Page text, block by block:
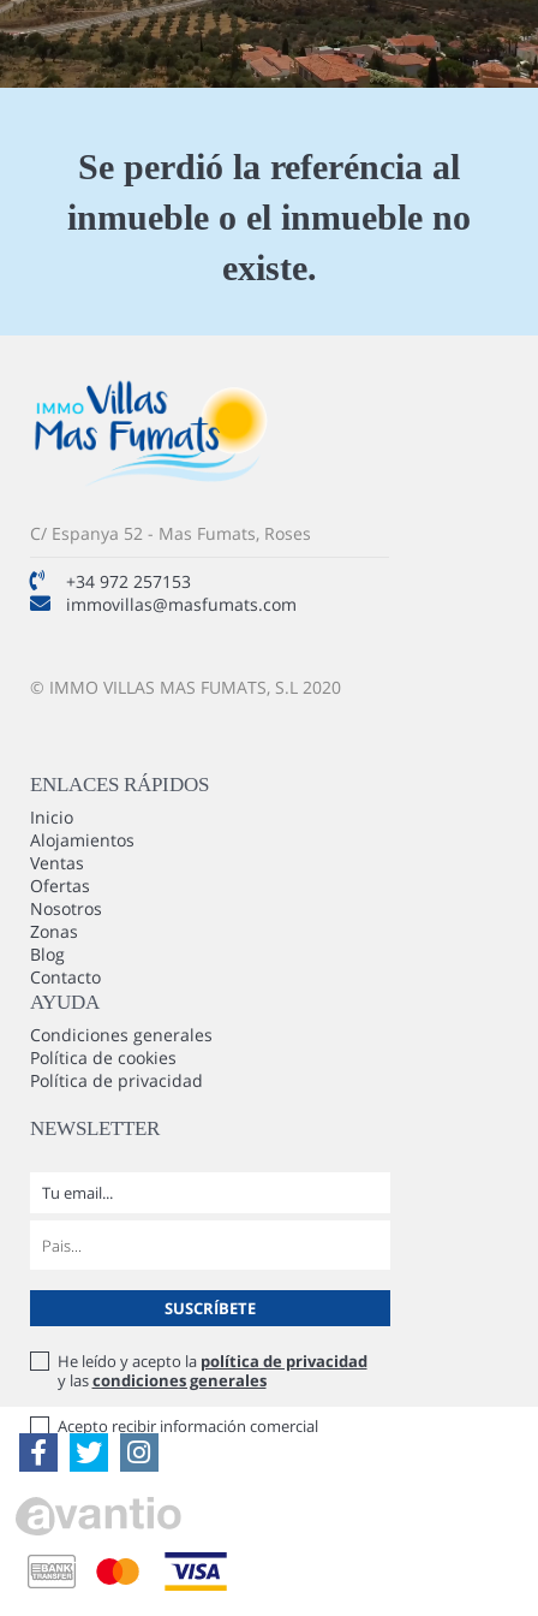
Se perdió la referéncia al
inmueble o el inmueble no
existe.
C/ Espanya 52 - Mas Fumats, Roses
+34 972 257153
immovillas@masfumats.com
© IMMO VILLAS MAS FUMATS, S.L 2020
ENLACES RÁPIDOS
Inicio
Alojamientos
Ventas
Ofertas
Nosotros
Zonas
Blog
Contacto
AYUDA
Condiciones generales
Política de cookies
Política de privacidad
NEWSLETTER
He leído y acepto la política de privacidad
y lascondiciones generales
Acepto recibir información comercial